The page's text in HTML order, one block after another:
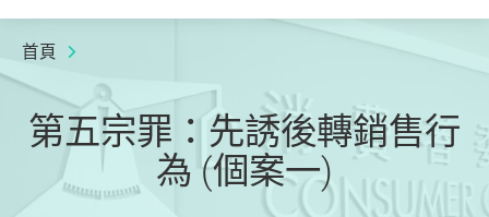
首頁
第五宗罪：先誘後轉銷售行
為 (個案一)